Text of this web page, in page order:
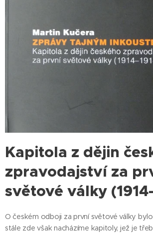
Kapitola z dějin
zpravodajství za
světové války
O českém odboji za první světové války
stále zde však nacházíme kapitoly, jež je